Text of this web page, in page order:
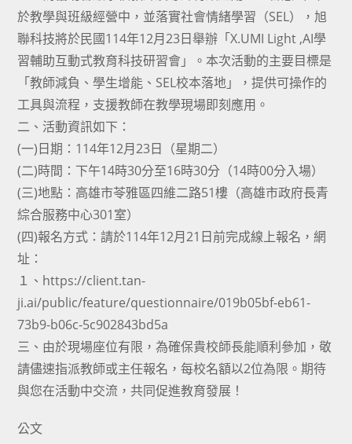
於教學與班級經營中，並落實社會情緒學習（SEL），旭
聯科技將於民國114年12月23日舉辦「X.UMI Light ,AI學
習輔助互動式教育科技研習會」。本次活動的主要目標是
「教師減負、學生增能、SEL校本落地」，提供可操作的
工具與流程，支援教師在教學現場即刻應用。
二、活動資訊如下：
(一)日期：114年12月23日（星期二）
(二)時間：下午14時30分至16時30分（14時00分入場）
(三)地點：高雄市苓雅區四維二路51樓（高雄市政府長青
綜合服務中心301室）
(四)報名方式：請於114年12月21日前完成線上報名，網
址：
１、https://client.tan-
ji.ai/public/feature/questionnaire/019b05bf-eb61-
73b9-b06c-5c902843bd5a
三、由於現場座位有限，為確保貴校師長能順利參加，敬
請儘速指派教師或主任報名，每校名額以2位為限。期待
與您在活動中交流，共同促進教育發展！
公文